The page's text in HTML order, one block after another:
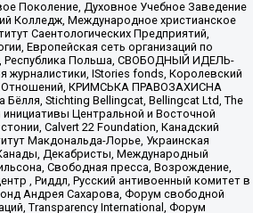
Поколение, Духовное Учебное Заведение
Колледж, Международное христианское
Саентологических Предприятий,
Европейская сеть организаций по
Республика Польша, СВОБОДНЫЙ ИДЕЛЬ-
журналистики, IStories fonds, Королевский
Отношений, КРИМСЬКА ПРАВОЗАХИСНА
Stichting Bellingcat, Bellingcat Ltd, The
Центральной и Восточной
Calvert 22 Foundation, Канадский
Макдональда-Лорье, Украинская
Декабристы, Международный
Свободная пресса, Возрождение,
, Риддл, Русский антивоенный комитет в
Андрея Сахарова, Форум свободной
Transparеncy International, Форум